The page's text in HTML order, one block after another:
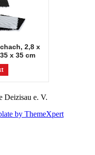
2,8 x
x 35 cm
Deizisau e. V.
by ThemeXpert